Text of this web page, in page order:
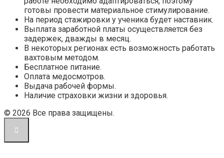
готовы провести материальное стимулирование.
На период стажировки у ученика будет наставник.
Выплата заработной платы осуществляется без
задержек, дважды в месяц.
В некоторых регионах есть возможность работать
вахтовым методом.
Бесплатное питание.
Оплата медосмотров.
Выдача рабочей формы.
Наличие страховки жизни и здоровья.
© 2026 Все права защищены.